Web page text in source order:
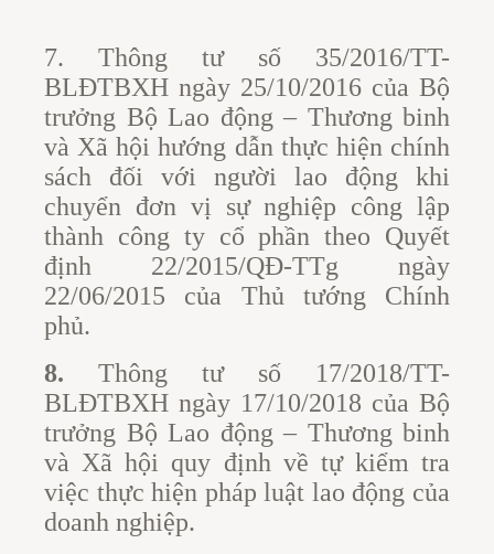
7. Thông tư số 35/2016/TT-
BLĐTBXH ngày 25/10/2016 của Bộ
trưởng Bộ Lao động – Thương binh
và Xã hội hướng dẫn thực hiện chính
sách đối với người lao động khi
chuyển đơn vị sự nghiệp công lập
thành công ty cổ phần theo Quyết
định 22/2015/QĐ-TTg ngày
22/06/2015 của Thủ tướng Chính
phủ.
8. Thông tư số 17/2018/TT-
BLĐTBXH ngày 17/10/2018 của Bộ
trưởng Bộ Lao động – Thương binh
và Xã hội quy định về tự kiểm tra
việc thực hiện pháp luật lao động của
doanh nghiệp.